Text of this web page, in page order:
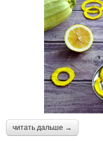
читать дальше →